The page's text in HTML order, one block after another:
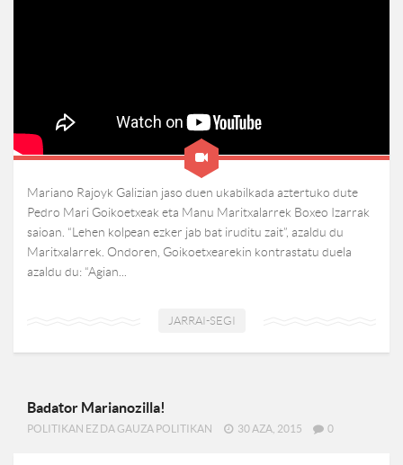
Mariano Rajoyk Galizian jaso duen ukabilkada aztertuko dute
Pedro Mari Goikoetxeak eta Manu Maritxalarrek Boxeo Izarrak
saioan. “Lehen kolpean ezker jab bat iruditu zait”, azaldu du
Maritxalarrek. Ondoren, Goikoetxearekin kontrastatu duela
azaldu du: “Agian...
JARRAI-SEGI
Badator Marianozilla!
POLITIKAN EZ DA GAUZA POLITIKAN 30 AZA, 2015 0